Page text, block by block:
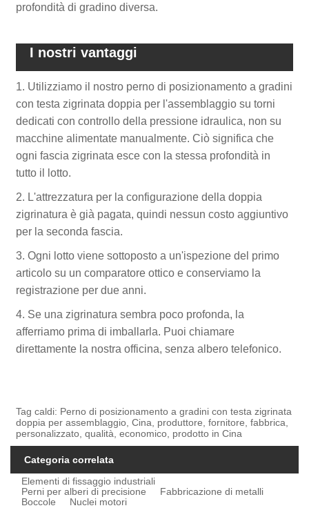
profondità di gradino diversa.
I nostri vantaggi
1. Utilizziamo il nostro perno di posizionamento a gradini
con testa zigrinata doppia per l'assemblaggio su torni
dedicati con controllo della pressione idraulica, non su
macchine alimentate manualmente. Ciò significa che
ogni fascia zigrinata esce con la stessa profondità in
tutto il lotto.
2. L'attrezzatura per la configurazione della doppia
zigrinatura è già pagata, quindi nessun costo aggiuntivo
per la seconda fascia.
3. Ogni lotto viene sottoposto a un'ispezione del primo
articolo su un comparatore ottico e conserviamo la
registrazione per due anni.
4. Se una zigrinatura sembra poco profonda, la
afferriamo prima di imballarla. Puoi chiamare
direttamente la nostra officina, senza albero telefonico.
Tag caldi: Perno di posizionamento a gradini con testa zigrinata
doppia per assemblaggio, Cina, produttore, fornitore, fabbrica,
personalizzato, qualità, economico, prodotto in Cina
Categoria correlata
Elementi di fissaggio industriali
Perni per alberi di precisione
Fabbricazione di metalli
Boccole
Nuclei motori